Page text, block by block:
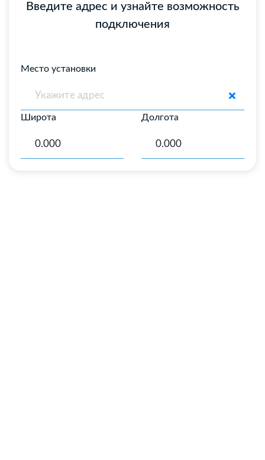
Введите адрес и узнайте возможность
подключения
Место установки
Широта Долгота